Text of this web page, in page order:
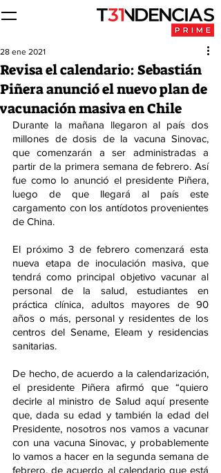
Revisa el calendario: Sebastián
Piñera anunció el nuevo plan de
vacunación masiva en Chile
28 ene 2021
Durante la mañana llegaron al país dos
millones de dosis de la vacuna Sinovac,
que comenzarán a ser administradas a
partir de la primera semana de febrero. Así
fue como lo anunció el presidente Piñera,
luego de que llegará al país este
cargamento con los antídotos provenientes
de China.
El próximo 3 de febrero comenzará esta
nueva etapa de inoculación masiva, que
tendrá como principal objetivo vacunar al
personal de la salud, estudiantes en
práctica clínica, adultos mayores de 90
años o más, personal y residentes de los
centros del Sename, Eleam y residencias
sanitarias.
De hecho, de acuerdo a la calendarización,
el presidente Piñera afirmó que “quiero
decirle al ministro de Salud aquí presente
que, dada su edad y también la edad del
Presidente, nosotros nos vamos a vacunar
con una vacuna Sinovac, y probablemente
lo vamos a hacer en la segunda semana de
febrero, de acuerdo al calendario que está